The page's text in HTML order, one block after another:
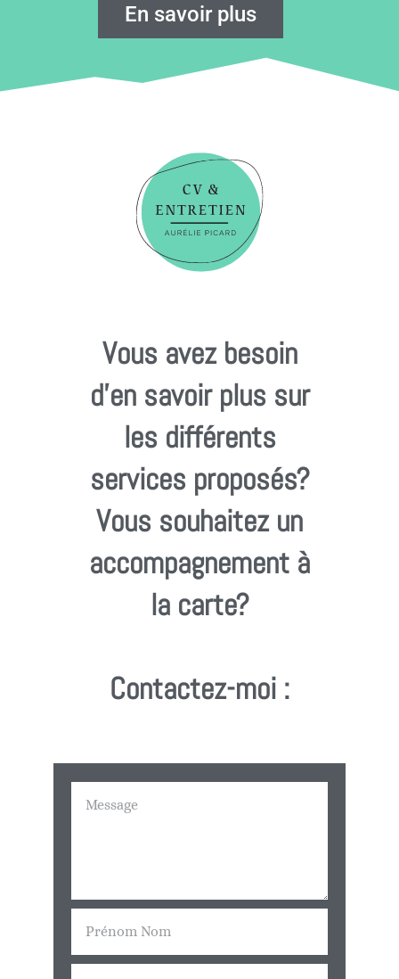
En savoir plus
Vous avez besoin
d'en savoir plus sur
les différents
services proposés?
Vous souhaitez un
accompagnement à
la carte?
Contactez-moi :